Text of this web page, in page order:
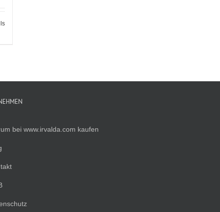
bei www.irvalda.com kaufen